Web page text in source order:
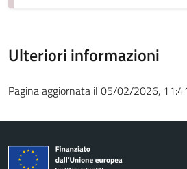
Ulteriori informazioni
Pagina aggiornata il 05/02/2026, 11:41